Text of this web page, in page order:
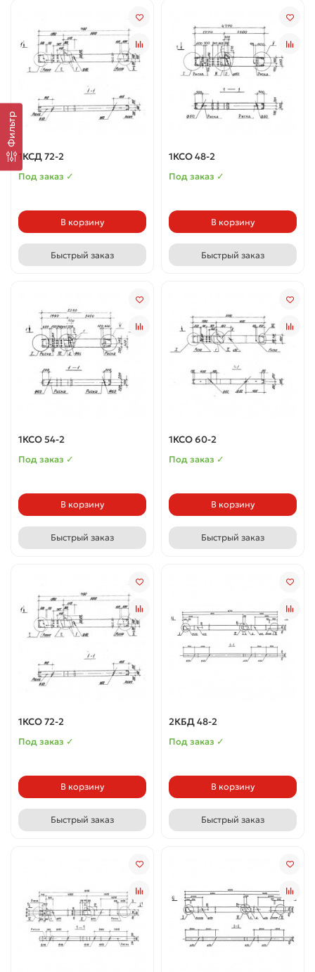
Фильтр
1КСД 72-2
Под заказ ✓
В корзину
Быстрый заказ
1КСО 48-2
Под заказ ✓
В корзину
Быстрый заказ
1КСО 54-2
Под заказ ✓
В корзину
Быстрый заказ
1КСО 60-2
Под заказ ✓
В корзину
Быстрый заказ
1КСО 72-2
Под заказ ✓
В корзину
Быстрый заказ
2КБД 48-2
Под заказ ✓
В корзину
Быстрый заказ